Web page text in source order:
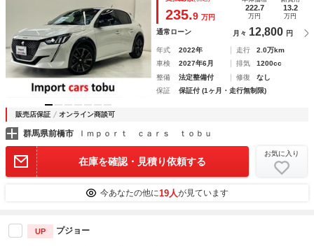
235.9 万円
222.7
万円
13.2
万円
通常ローン 月々 12,800 円
年式 2022年 走行
2.0万km
車検
2027年6月 排気
1200cc
整備
法定整備付 修復
なし
保証
保証付 (1ヶ月・走行無制限)
販売店保証 オンライン商談可
群馬県前橋市 Ｉｍｐｏｒｔ ｃａｒｓ ｔｏｂｕ
在庫を確認・見積り依頼する
お気に入り
今あなたの他に19人が見ています
UP プジョー